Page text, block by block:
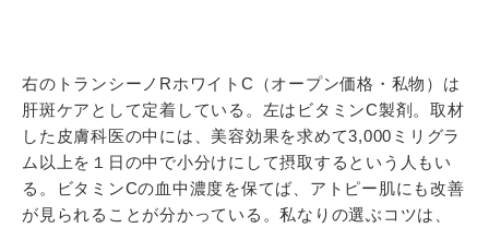
右のトランシーノRホワイトC（オープン価格・私物）は
肝斑ケアとして定着している。左はビタミンC製剤。取材
した皮膚科医の中には、美容効果を求めて3,000ミリグラ
ム以上を１日の中で小分けにして摂取するという人もい
る。ビタミンCの血中濃度を保てば、アトピー肌にも改善
が見られることが分かっている。私なりの選ぶコツは、